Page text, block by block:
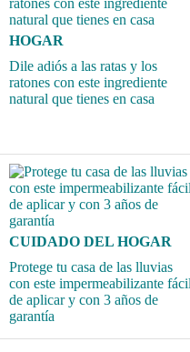
HOGAR
Dile adiós a las ratas y los
ratones con este ingrediente
natural que tienes en casa
CUIDADO DEL HOGAR
Protege tu casa de las lluvias
con este impermeabilizante fácil
de aplicar y con 3 años de
garantía